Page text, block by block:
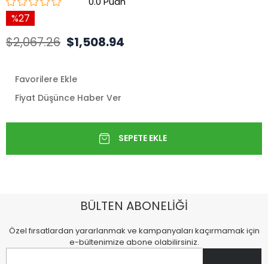
27
$2,067.26 $1,508.94
Favorilere Ekle
Fiyat Düşünce Haber Ver
BÜLTEN ABONELİĞİ
Özel fırsatlardan yararlanmak ve kampanyaları kaçırmamak için
e-bültenimize abone olabilirsiniz.